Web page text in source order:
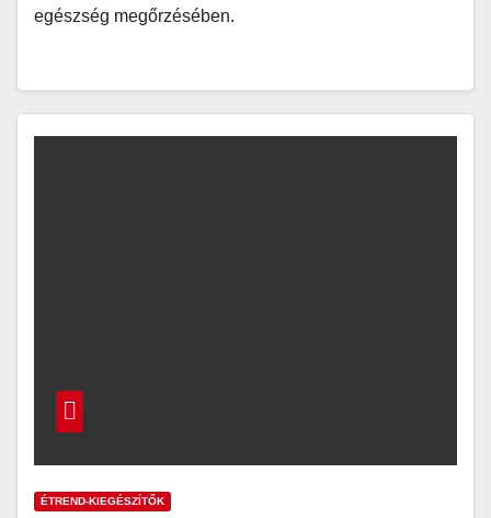
egészség megőrzésében.
ÉTREND-KIEGÉSZÍTŐK